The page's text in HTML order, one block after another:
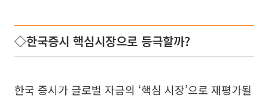
◇한국증시 핵심시장으로 등극할까?
한국 증시가 글로벌 자금의 ‘핵심 시장’으로 재평가될